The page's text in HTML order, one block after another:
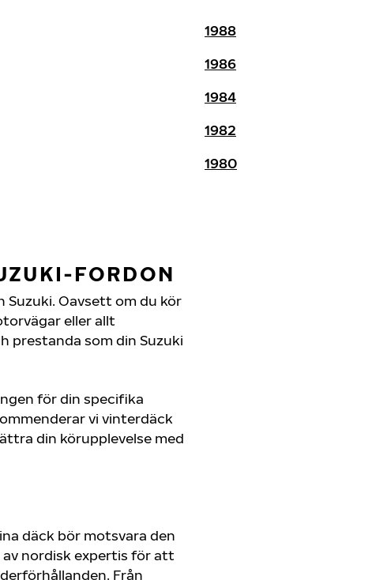
1988
1986
1984
1982
1980
FORDON
Oavsett om du kör
eller allt
prestanda som din Suzuki
för din specifika
vi vinterdäck
din körupplevelse med
däck bör motsvara den
nordisk expertis för att
Från